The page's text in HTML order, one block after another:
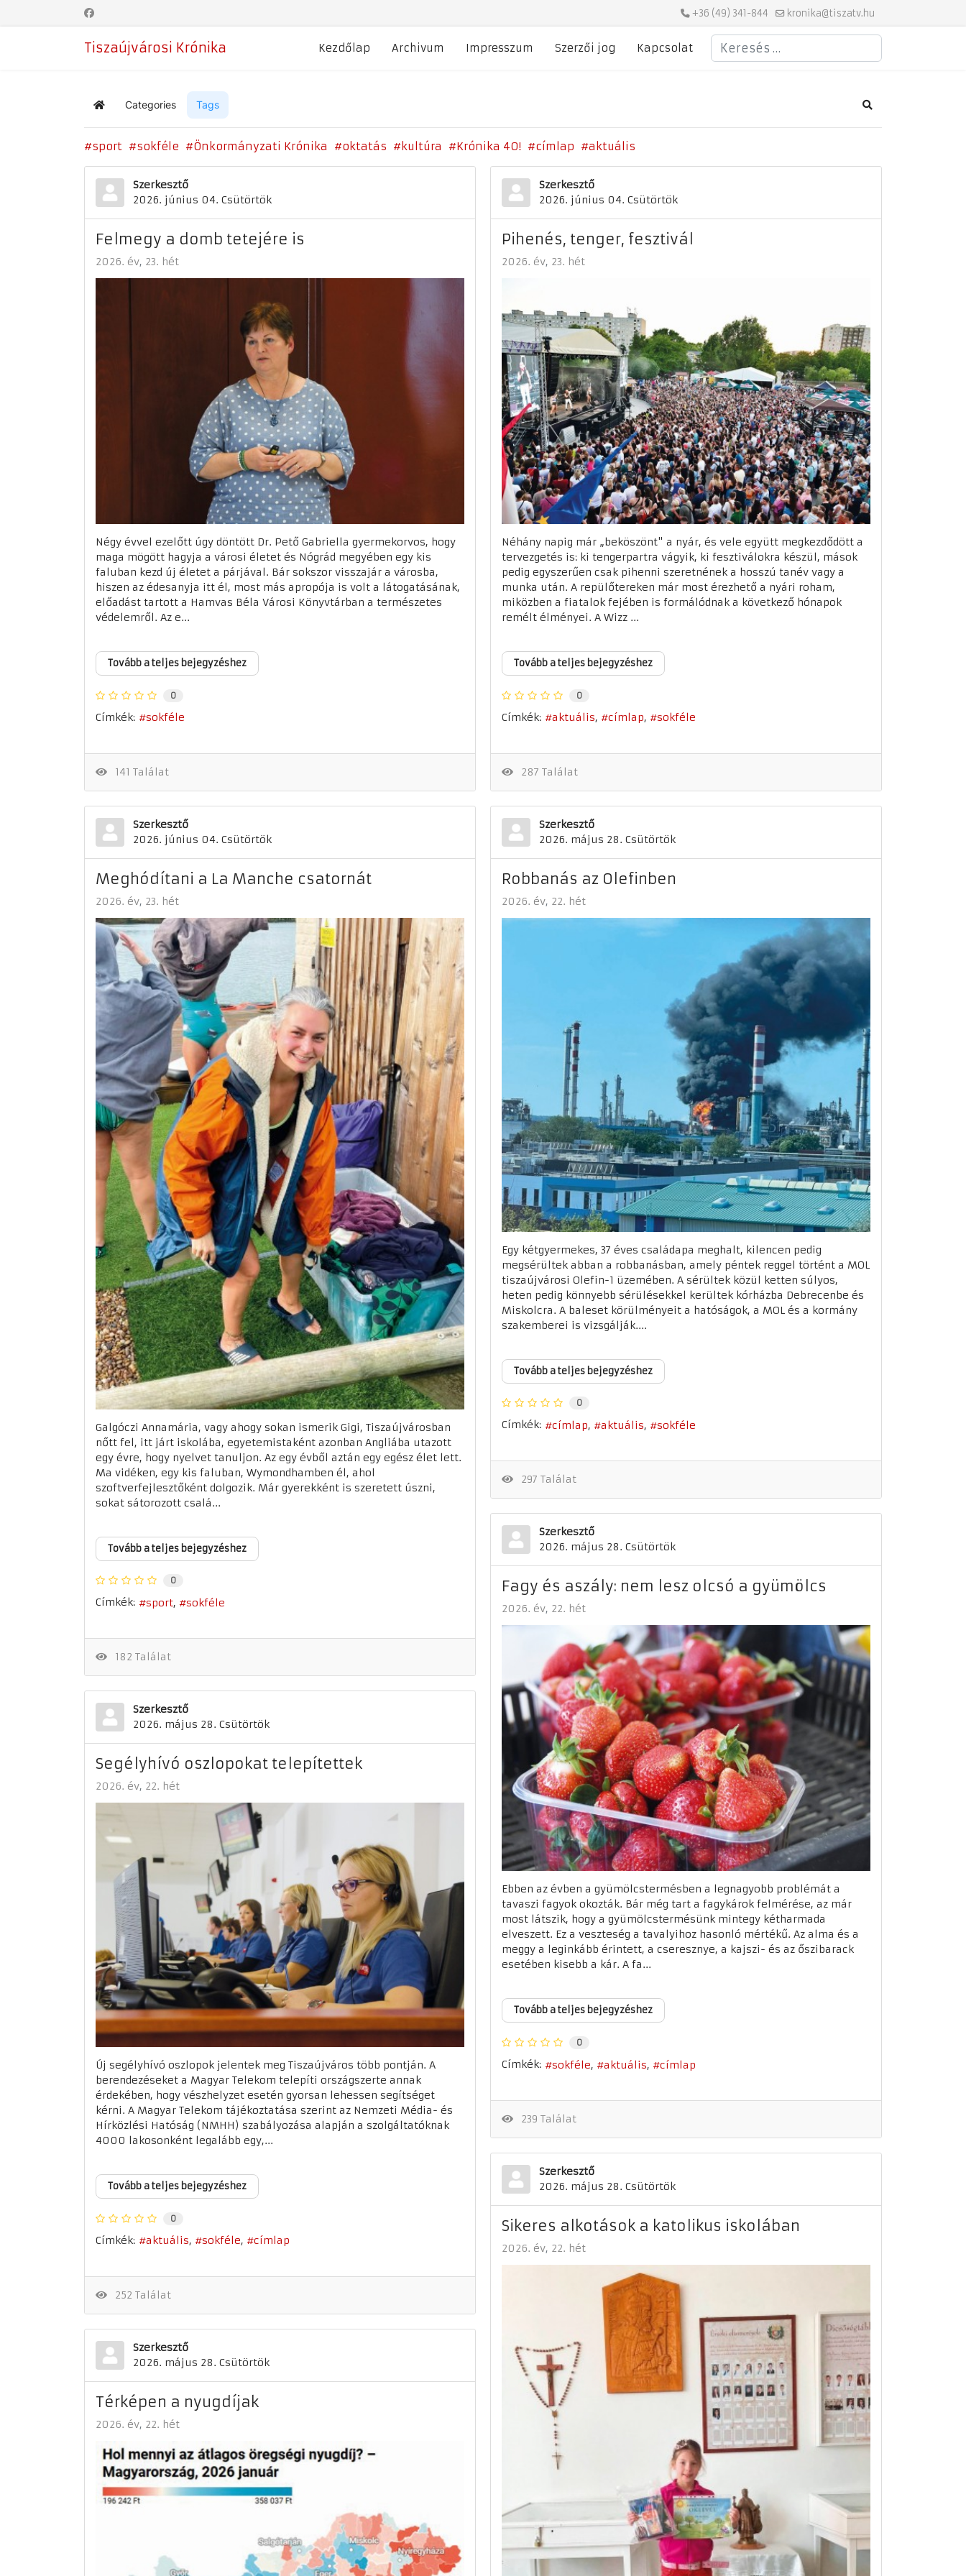
+36 (49) 341-844 kronika@tiszatv.hu
Tiszaújvárosi Krónika Kezdőlap Archivum Impresszum Szerzői jog Kapcsolat
Keresés
Home Categories Tags Search
sport sokféle Önkormányzati Krónika oktatás kultúra Krónika 40! címlap aktuális
Szerkesztő
2026. június 04. Csütörtök
Felmegy a domb tetejére is
2026. év 23. hét
Négy évvel ezelőtt úgy döntött Dr. Pető Gabriella gyermekorvos, hogy
maga mögött hagyja a városi életet és Nógrád megyében egy kis
faluban kezd új életet a párjával. Bár sokszor visszajár a városba,
hiszen az édesanyja itt él, most más apropója is volt a látogatásának,
előadást tartott a Hamvas Béla Városi Könyvtárban a természetes
védelemről. Az e...
Tovább a teljes bejegyzéshez
0
Címkék: sokféle
141 Találat
Szerkesztő
2026. június 04. Csütörtök
Pihenés, tenger, fesztivál
2026. év 23. hét
Néhány napig már „beköszönt" a nyár, és vele együtt megkezdődött a
tervezgetés is: ki tengerpartra vágyik, ki fesztiválokra készül, mások
pedig egyszerűen csak pihenni szeretnének a hosszú tanév vagy a
munka után. A repülőtereken már most érezhető a nyári roham,
miközben a fiatalok fejében is formálódnak a következő hónapok
remélt élményei. A Wizz ...
Tovább a teljes bejegyzéshez
0
Címkék: aktuális címlap sokféle
287 Találat
Szerkesztő
2026. június 04. Csütörtök
Meghódítani a La Manche csatornát
2026. év 23. hét
Galgóczi Annamária, vagy ahogy sokan ismerik Gigi, Tiszaújvárosban
nőtt fel, itt járt iskolába, egyetemistaként azonban Angliába utazott
egy évre, hogy nyelvet tanuljon. Az egy évből aztán egy egész élet lett.
Ma vidéken, egy kis faluban, Wymondhamben él, ahol
szoftverfejlesztőként dolgozik. Már gyerekként is szeretett úszni,
sokat sátorozott csalá...
Tovább a teljes bejegyzéshez
0
Címkék: sport sokféle
182 Találat
Szerkesztő
2026. május 28. Csütörtök
Robbanás az Olefinben
2026. év 22. hét
Egy kétgyermekes, 37 éves családapa meghalt, kilencen pedig
megsérültek abban a robbanásban, amely péntek reggel történt a MOL
tiszaújvárosi Olefin-1 üzemében. A sérültek közül ketten súlyos,
heten pedig könnyebb sérülésekkel kerültek kórházba Debrecenbe és
Miskolcra. A baleset körülményeit a hatóságok, a MOL és a kormány
szakemberei is vizsgálják....
Tovább a teljes bejegyzéshez
0
Címkék: címlap aktuális sokféle
297 Találat
Szerkesztő
2026. május 28. Csütörtök
Fagy és aszály: nem lesz olcsó a gyümölcs
2026. év 22. hét
Ebben az évben a gyümölcstermésben a legnagyobb problémát a
tavaszi fagyok okozták. Bár még tart a fagykárok felmérése, az már
most látszik, hogy a gyümölcstermésünk mintegy kétharmada
elveszett. Ez a veszteség a tavalyihoz hasonló mértékű. Az alma és a
meggy a leginkább érintett, a cseresznye, a kajszi- és az őszibarack
esetében kisebb a kár. A fa...
Tovább a teljes bejegyzéshez
0
Címkék: sokféle aktuális címlap
239 Találat
Szerkesztő
2026. május 28. Csütörtök
Segélyhívó oszlopokat telepítettek
2026. év 22. hét
Új segélyhívó oszlopok jelentek meg Tiszaújváros több pontján. A
berendezéseket a Magyar Telekom telepíti országszerte annak
érdekében, hogy vészhelyzet esetén gyorsan lehessen segítséget
kérni. A Magyar Telekom tájékoztatása szerint az Nemzeti Média- és
Hírközlési Hatóság (NMHH) szabályozása alapján a szolgáltatóknak
4000 lakosonként legalább egy,...
Tovább a teljes bejegyzéshez
0
Címkék: aktuális sokféle címlap
252 Találat
Szerkesztő
2026. május 28. Csütörtök
Sikeres alkotások a katolikus iskolában
2026. év 22. hét
Szerkesztő
2026. május 28. Csütörtök
Térképen a nyugdíjak
2026. év 22. hét